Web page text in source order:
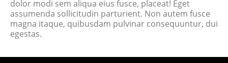
dolor modi sem aliqua eius fusce, placeat! Eget
assumenda sollicitudin parturient. Non autem fusce
magna itaque, quibusdam pulvinar consequuntur, dui
egestas.